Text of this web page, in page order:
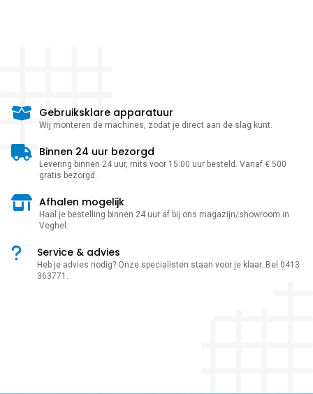
Gebruiksklare apparatuur
Wij monteren de machines, zodat je direct aan de slag kunt.
Binnen 24 uur bezorgd
Levering binnen 24 uur, mits voor 15:00 uur besteld. Vanaf € 500
gratis bezorgd.
Afhalen mogelijk
Haal je bestelling binnen 24 uur af bij ons magazijn/showroom in
Veghel.
Service & advies
Heb je advies nodig? Onze specialisten staan voor je klaar. Bel 0413
363771.